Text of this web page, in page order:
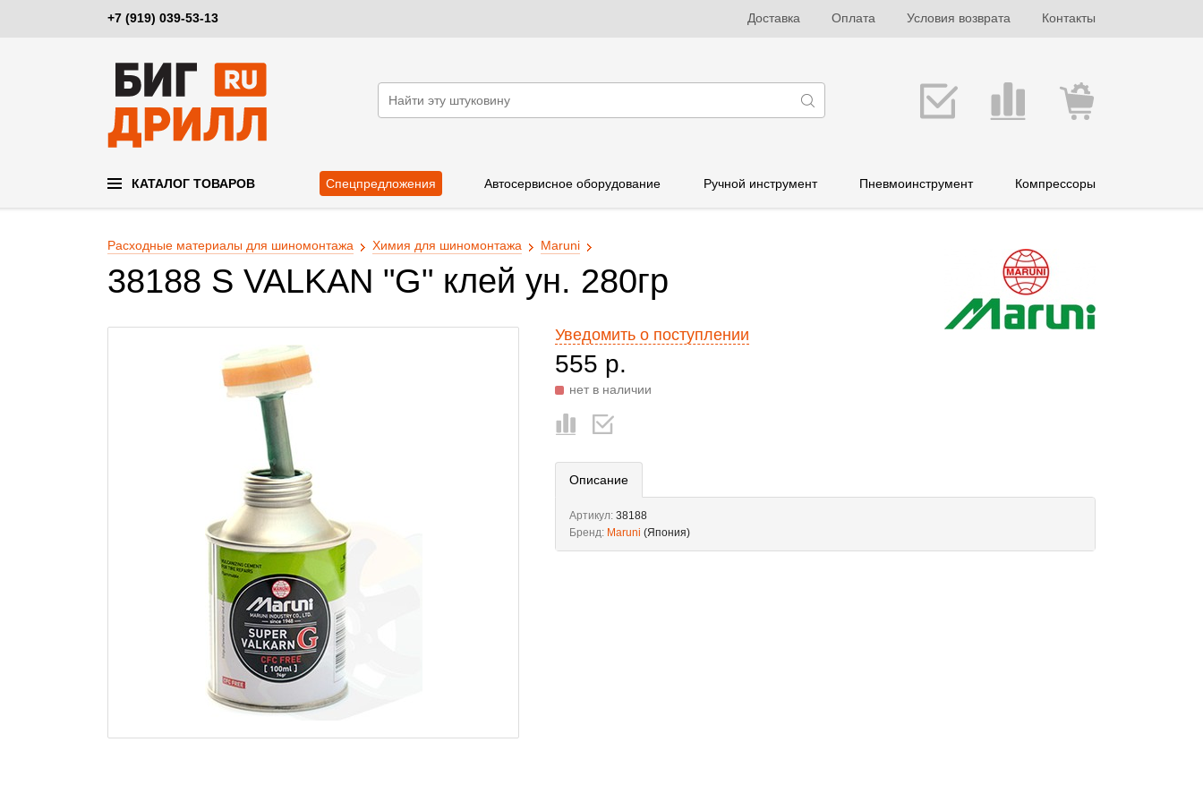
+7 (919) 039-53-13 Доставка Оплата Условия возврата Контакты
КАТАЛОГ ТОВАРОВ Спецпредложения Автосервисное оборудование Ручной инструмент Пневмоинструмент Компрессоры
Расходные материалы для шиномонтажа Химия для шиномонтажа Maruni
38188 S VALKAN "G" клей ун. 280гр
Уведомить о поступлении
555 р.
нет в наличии
Описание
Артикул: 38188
Бренд: Maruni (Япония)